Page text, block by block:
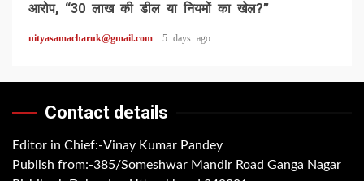
आरोप, “30 लाख की डील या नियमों का खेल?”
nityasamacharuk@gmail.com 5 days ago
Contact details
Editor in Chief:-Vinay Kumar Pandey
Publish from:-385/Someshwar Mandir Road Ganga Nagar